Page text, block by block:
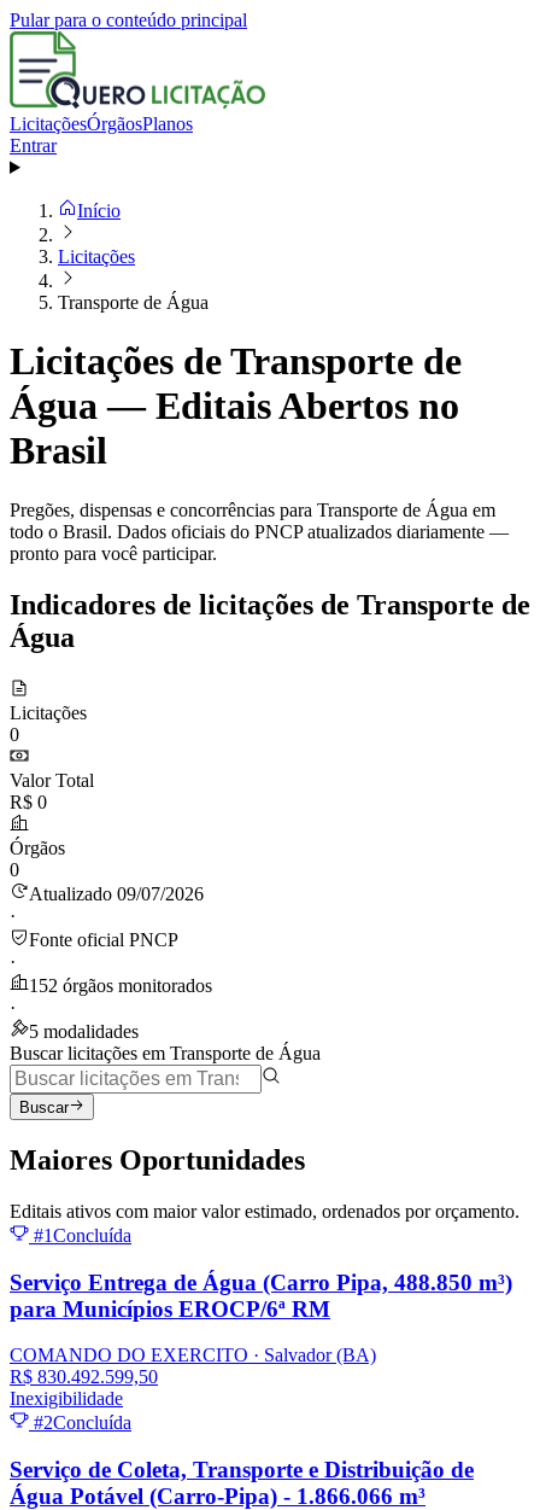
Pular para o conteúdo principal
LicitaçõesÓrgãosPlanos
Entrar
Início
Licitações
Transporte de Água
Licitações de Transporte de
Água — Editais Abertos no
Brasil
Pregões, dispensas e concorrências para Transporte de Água em
todo o Brasil. Dados oficiais do PNCP atualizados diariamente —
pronto para você participar.
Indicadores de licitações de Transporte de
Água
Licitações
0
Valor Total
R$ 0
Órgãos
0
Atualizado 09/07/2026
·
Fonte oficial PNCP
·
152 órgãos monitorados
·
5 modalidades
Buscar licitações em Transporte de Água
Buscar
Maiores Oportunidades
Editais ativos com maior valor estimado, ordenados por orçamento.
#1Concluída
Serviço Entrega de Água (Carro Pipa, 488.850 m³)
para Municípios EROCP/6ª RM
COMANDO DO EXERCITO · Salvador(BA)
R$ 830.492.599,50
Inexigibilidade
#2Concluída
Serviço de Coleta, Transporte e Distribuição de
Água Potável (Carro-Pipa) - 1.866.066 m³